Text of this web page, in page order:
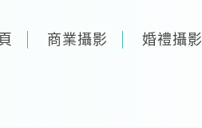
商業攝影 婚禮攝影